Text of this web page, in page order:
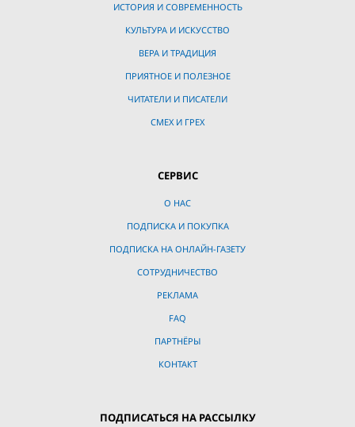
ИСТОРИЯ И СОВРЕМЕННОСТЬ
КУЛЬТУРА И ИСКУССТВО
ВЕРА И ТРАДИЦИЯ
ПРИЯТНОЕ И ПОЛЕЗНОЕ
ЧИТАТЕЛИ И ПИСАТЕЛИ
СМЕХ И ГРЕХ
СЕРВИС
О НАС
ПОДПИСКА И ПОКУПКА
ПОДПИСКА НА ОНЛАЙН-ГАЗЕТУ
СОТРУДНИЧЕСТВО
РЕКЛАМА
FAQ
ПАРТНЁРЫ
КОНТАКТ
ПОДПИСАТЬСЯ НА РАССЫЛКУ